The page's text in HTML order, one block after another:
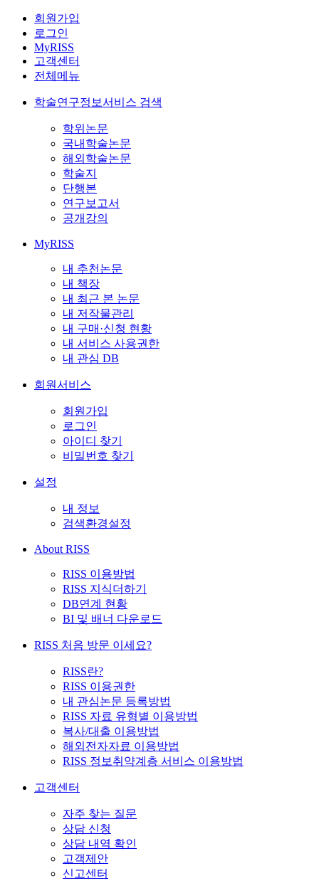
회원가입
로그인
MyRISS
고객센터
전체메뉴
학술연구정보서비스 검색
학위논문
국내학술논문
해외학술논문
학술지
단행본
연구보고서
공개강의
MyRISS
내 추천논문
내 책장
내 최근 본 논문
내 저작물관리
내 구매·신청 현황
내 서비스 사용권한
내 관심 DB
회원서비스
회원가입
로그인
아이디 찾기
비밀번호 찾기
설정
내 정보
검색환경설정
About RISS
RISS 이용방법
RISS 지식더하기
DB연계 현황
BI 및 배너 다운로드
RISS 처음 방문 이세요?
RISS란?
RISS 이용권한
내 관심논문 등록방법
RISS 자료 유형별 이용방법
복사/대출 이용방법
해외전자자료 이용방법
RISS 정보취약계층 서비스 이용방법
고객센터
자주 찾는 질문
상담 신청
상담 내역 확인
고객제안
신고센터